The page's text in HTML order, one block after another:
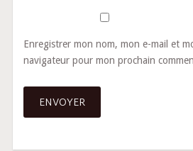
Enregistrer mon nom, mon e-mail et
navigateur pour mon prochain